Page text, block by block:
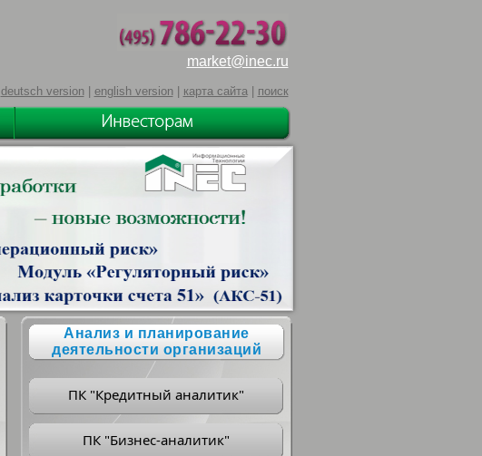
market@inec.ru
deutsch version| english version| карта сайта| поиск
Анализ и планирование
деятельности организаций
ПК "Кредитный аналитик"
ПК "Бизнес-аналитик"